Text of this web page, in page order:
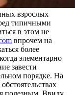
взрослых
типичными
в этом не
впрочем на
более
элементарно
завести
порядке. На
полезным. Ввиду